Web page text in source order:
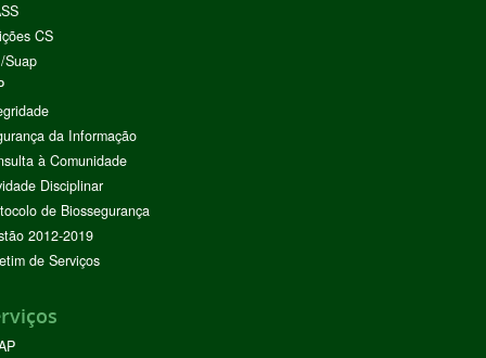
CS
Suap
da Informação
à Comunidade
Disciplinar
de Biossegurança
2012-2019
de Serviços